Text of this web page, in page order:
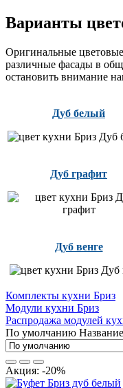
Варианты
Оригинальные
различные фасады в
остановить внимание
Дуб белый
Дуб графит
Дуб венге
Комплекты кухни Бриз
Модули кухни Бриз
Распродажа модулей
По умолчанию Название
Акция: -20%